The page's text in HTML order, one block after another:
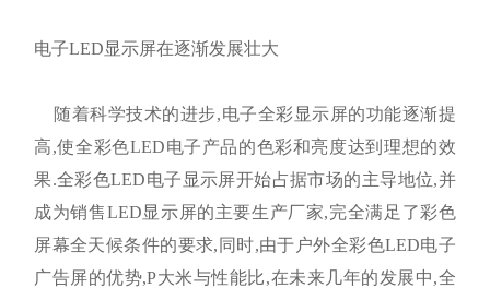
电子LED显示屏在逐渐发展壮大
随着科学技术的进步,电子全彩显示屏的功能逐渐提
高,使全彩色LED电子产品的色彩和亮度达到理想的效
果.全彩色LED电子显示屏开始占据市场的主导地位,并
成为销售LED显示屏的主要生产厂家,完全满足了彩色
屏幕全天候条件的要求,同时,由于户外全彩色LED电子
广告屏的优势,P大米与性能比,在未来几年的发展中,全